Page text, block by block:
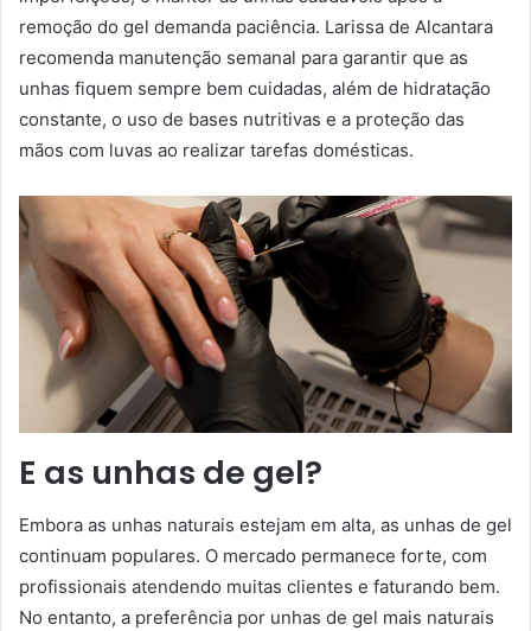
remoção do gel demanda paciência. Larissa de Alcantara
recomenda manutenção semanal para garantir que as
unhas fiquem sempre bem cuidadas, além de hidratação
constante, o uso de bases nutritivas e a proteção das
mãos com luvas ao realizar tarefas domésticas.
E as unhas de gel?
Embora as unhas naturais estejam em alta, as unhas de gel
continuam populares. O mercado permanece forte, com
profissionais atendendo muitas clientes e faturando bem.
No entanto, a preferência por unhas de gel mais naturais